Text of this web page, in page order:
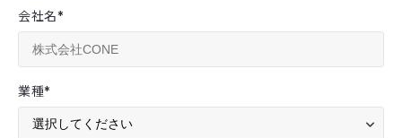
会社名*
業種*